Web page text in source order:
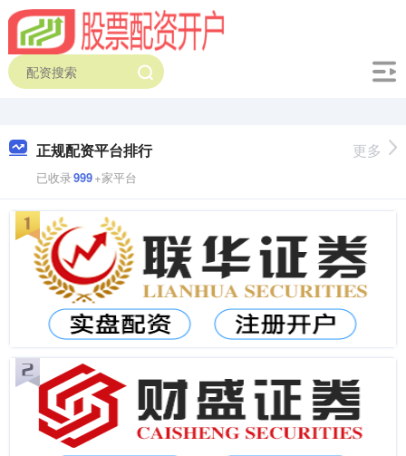
正规配资平台排行
已收录999+家平台
更多